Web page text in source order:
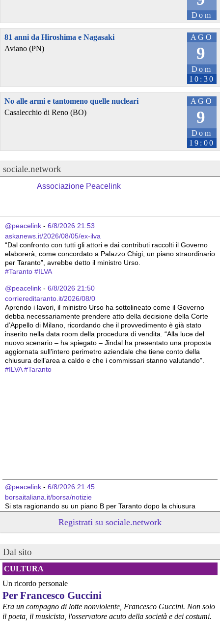
Dom
AGO
9
Dom
10:30
81 anni da Hiroshima e Nagasaki
Aviano (PN)
AGO
9
Dom
19:00
No alle armi e tantomeno quelle nucleari
Casalecchio di Reno (BO)
sociale.network
Associazione Peacelink
@peacelink - 6/8/2026 21:53
askanews.it/2026/08/05/ex-ilva
“Dal confronto con tutti gli attori e dai contributi raccolti il Governo
elaborerà, come concordato a Palazzo Chigi, un piano straordinario
per Taranto”, avrebbe detto il ministro Urso.
#Taranto #ILVA
@peacelink - 6/8/2026 21:50
corriereditaranto.it/2026/08/0
Aprendo i lavori, il ministro Urso ha sottolineato come il Governo
debba necessariamente prendere atto della decisione della Corte
d’Appello di Milano, ricordando che il provvedimento è già stato
inserito nella data room della procedura di vendita. “Alla luce del
nuovo scenario – ha spiegato – Jindal ha presentato una proposta
aggiornata sull’intero perimetro aziendale che tiene conto della
chiusura dell’area a caldo e che i commissari stanno valutando”.
#ILVA #Taranto
@peacelink - 6/8/2026 21:45
borsaitaliana.it/borsa/notizie
Si sta ragionando su un piano B per Taranto dopo la chiusura
cronachetarantine.it/index.php
il Governo ha manifestato l’intenzione di predisporre un
provvedimento straordinario per attenuare le conseguenze
economiche e sociali della prevista fermata dell’area a caldo e ha
chiesto alle rappresentanze del territorio di formulare proposte
concrete per definirne i contenuti. Casartigiani valuta positivamente
questa disponibilità.
#
ILVA Taranto
Registrati su sociale.network
Dal sito
CULTURA
Un ricordo personale
Per Francesco Guccini
Era un compagno di lotte nonviolente, Francesco Guccini. Non solo
il poeta, il musicista, l'osservatore acuto della società e dei costumi.